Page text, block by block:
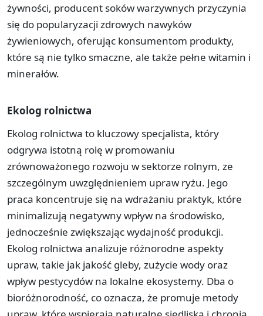
żywności, producent soków warzywnych przyczynia
się do popularyzacji zdrowych nawyków
żywieniowych, oferując konsumentom produkty,
które są nie tylko smaczne, ale także pełne witamin i
minerałów.
Ekolog rolnictwa
Ekolog rolnictwa to kluczowy specjalista, który
odgrywa istotną rolę w promowaniu
zrównoważonego rozwoju w sektorze rolnym, ze
szczególnym uwzględnieniem upraw ryżu. Jego
praca koncentruje się na wdrażaniu praktyk, które
minimalizują negatywny wpływ na środowisko,
jednocześnie zwiększając wydajność produkcji.
Ekolog rolnictwa analizuje różnorodne aspekty
upraw, takie jak jakość gleby, zużycie wody oraz
wpływ pestycydów na lokalne ekosystemy. Dba o
bioróżnorodność, co oznacza, że promuje metody